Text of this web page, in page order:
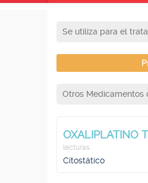
Se utiliza para el
Otros Medicamentos
OXALIPLATINO
lecturas
Citostático